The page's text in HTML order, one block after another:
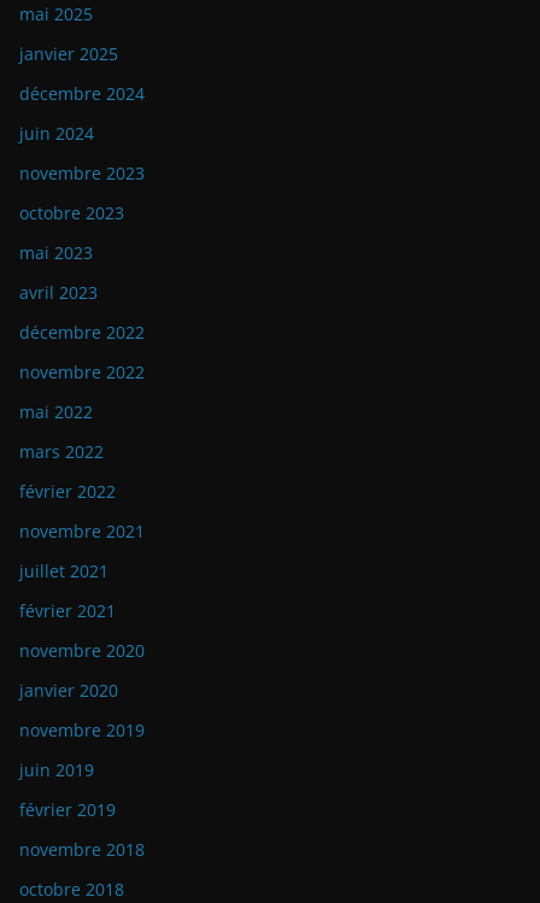
mai 2025
janvier 2025
décembre 2024
juin 2024
novembre 2023
octobre 2023
mai 2023
avril 2023
décembre 2022
novembre 2022
mai 2022
mars 2022
février 2022
novembre 2021
juillet 2021
février 2021
novembre 2020
janvier 2020
novembre 2019
juin 2019
février 2019
novembre 2018
octobre 2018